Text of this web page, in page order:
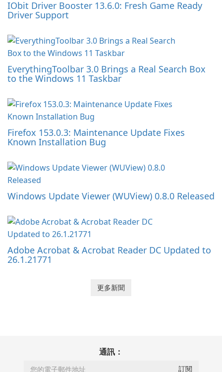
IObit Driver Booster 13.6.0: Fresh Game Ready
Driver Support
EverythingToolbar 3.0 Brings a Real Search Box
to the Windows 11 Taskbar
Firefox 153.0.3: Maintenance Update Fixes
Known Installation Bug
Windows Update Viewer (WUView) 0.8.0 Released
Adobe Acrobat & Acrobat Reader DC Updated to
26.1.21771
更多新聞
通訊：